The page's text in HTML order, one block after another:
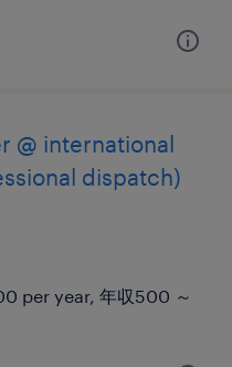
@ international
dispatch)
per year, 年収500 ～